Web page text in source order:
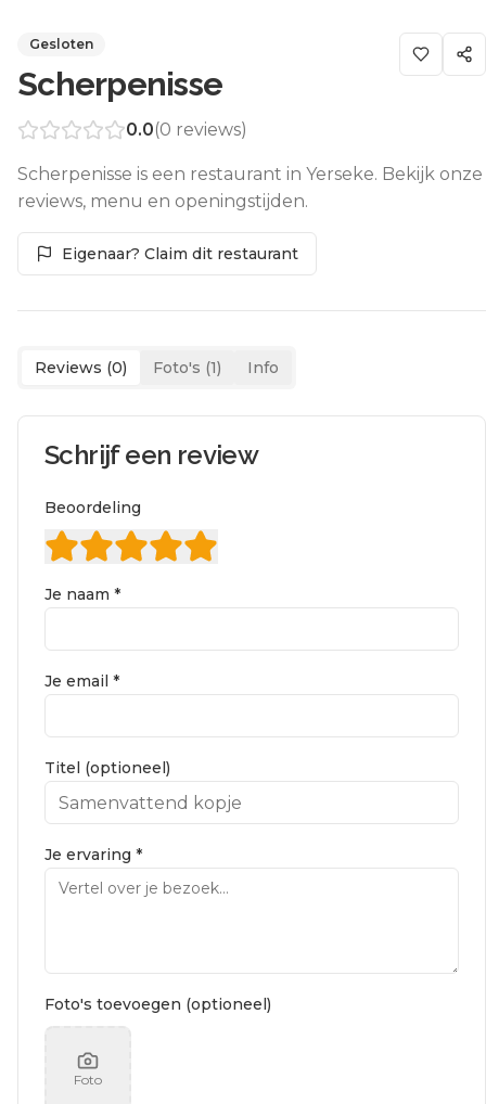
Gesloten
Scherpenisse
0.0(0 reviews)
Scherpenisse is een restaurant in Yerseke. Bekijk onze
reviews, menu en openingstijden.
Eigenaar? Claim dit restaurant
Reviews (0) Foto's (1) Info
Schrijf een review
Beoordeling
Je naam *
Je email *
Titel (optioneel)
Je ervaring *
Foto's toevoegen (optioneel)
Foto